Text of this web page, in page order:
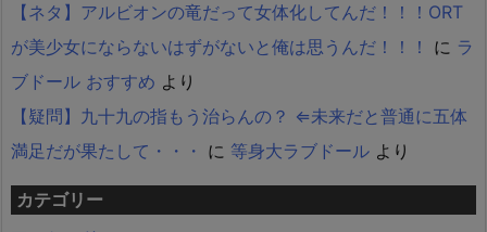
【ネタ】アルビオンの竜だって女体化してんだ！！！ORT
が美少女にならないはずがないと俺は思うんだ！！！
に ラ
ブドール おすすめ より
【疑問】九十九の指もう治らんの？ ⇐未来だと普通に五体
満足だが果たして・・・ に 等身大ラブドール より
カテゴリー